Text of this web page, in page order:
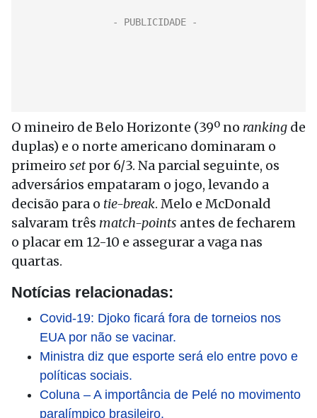
O mineiro de Belo Horizonte (39º no ranking de
duplas) e o norte americano dominaram o
primeiro setpor 6/3. Na parcial seguinte, os
adversários empataram o jogo, levando a
decisão para o tie-break. Melo e McDonald
salvaram três match-points antes de fecharem
o placar em 12-10 e assegurar a vaga nas
quartas.
Notícias relacionadas:
Covid-19: Djoko ficará fora de torneios nos
EUA por não se vacinar.
Ministra diz que esporte será elo entre povo e
políticas sociais.
Coluna – A importância de Pelé no movimento
paralímpico brasileiro.